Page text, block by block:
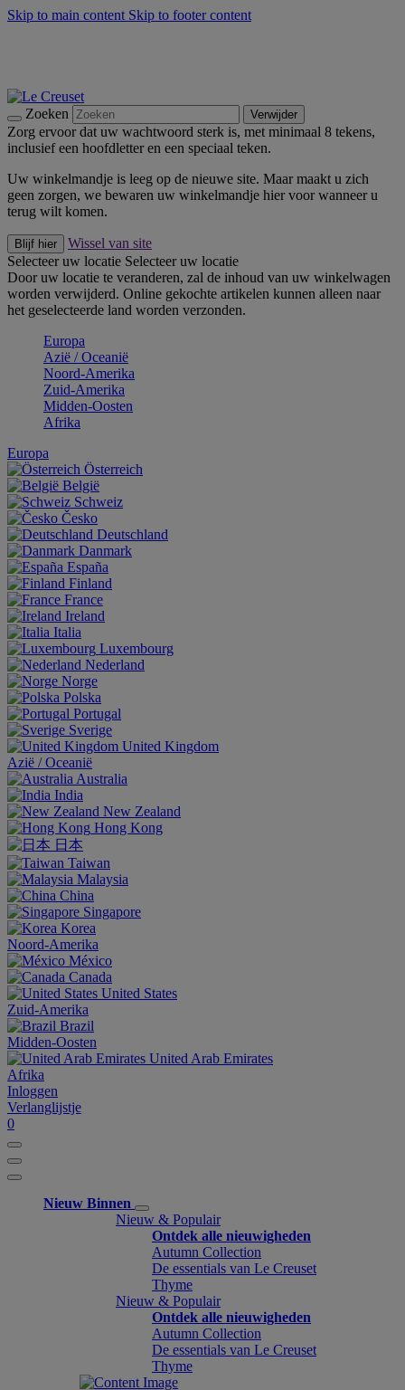
Skip to main content Skip to footer content
Zoeken Verwijder
Zorg ervoor dat uw wachtwoord sterk is, met minimaal 8 tekens,
inclusief een hoofdletter en een speciaal teken.
Uw winkelmandje is leeg op de nieuwe site. Maar maakt u zich
geen zorgen, we bewaren uw winkelmandje hier voor wanneer u
terug wilt komen.
Blijf hier
Wissel van site
Selecteer uw locatie Selecteer uw locatie
Door uw locatie te veranderen, zal de inhoud van uw winkelwagen
worden verwijderd. Online gekochte artikelen kunnen alleen naar
het geselecteerde land worden verzonden.
Europa
Aziё / Oceaniё
Noord-Amerika
Zuid-Amerika
Midden-Oosten
Afrika
Europa
Österreich
België
Schweiz
Česko
Deutschland
Danmark
España
Finland
France
Ireland
Italia
Luxembourg
Nederland
Norge
Polska
Portugal
Sverige
United Kingdom
Aziё / Oceaniё
Australia
India
New Zealand
Hong Kong
日本
Taiwan
Malaysia
China
Singapore
Korea
Noord-Amerika
México
Canada
United States
Zuid-Amerika
Brazil
Midden-Oosten
United Arab Emirates
Afrika
Inloggen
Verlanglijstje
0
Nieuw Binnen
Nieuw & Populair
Ontdek alle nieuwigheden
Autumn Collection
De essentials van Le Creuset
Thyme
Nieuw & Populair
Ontdek alle nieuwigheden
Autumn Collection
De essentials van Le Creuset
Thyme